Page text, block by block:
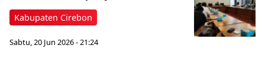
Kabupaten Cirebon
Sabtu, 20 Jun 2026 - 21:24